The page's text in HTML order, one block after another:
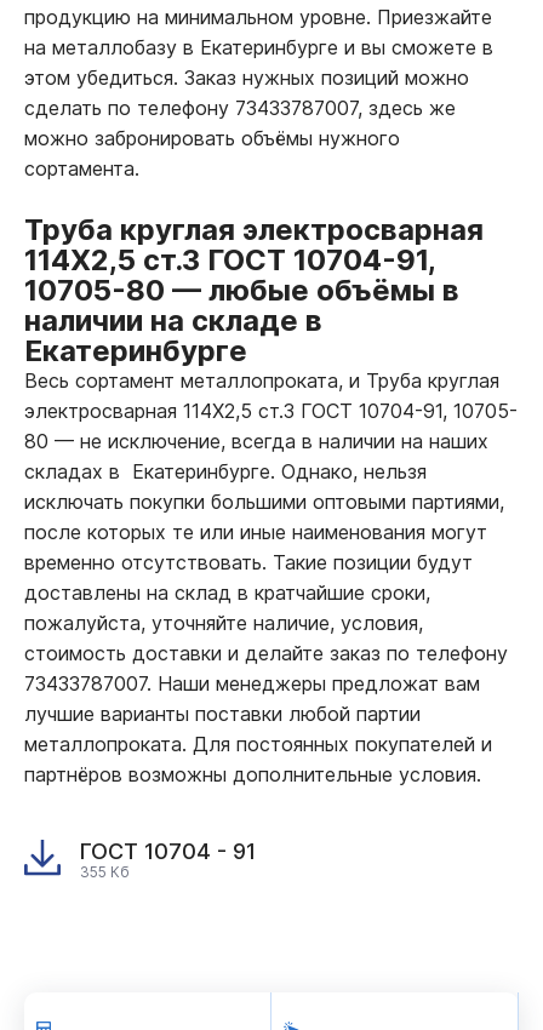
продукцию на минимальном уровне. Приезжайте
на металлобазу в Екатеринбурге и вы сможете в
этом убедиться. Заказ нужных позиций можно
сделать по телефону 73433787007, здесь же
можно забронировать объёмы нужного
сортамента.
Труба круглая электросварная
114Х2,5 ст.3 ГОСТ 10704-91,
10705-80 — любые объёмы в
наличии на складе в
Екатеринбурге
Весь сортамент металлопроката, и Труба круглая
электросварная 114Х2,5 ст.3 ГОСТ 10704-91, 10705-
80 — не исключение, всегда в наличии на наших
складах в Екатеринбурге. Однако, нельзя
исключать покупки большими оптовыми партиями,
после которых те или иные наименования могут
временно отсутствовать. Такие позиции будут
доставлены на склад в кратчайшие сроки,
пожалуйста, уточняйте наличие, условия,
стоимость доставки и делайте заказ по телефону
73433787007. Наши менеджеры предложат вам
лучшие варианты поставки любой партии
металлопроката. Для постоянных покупателей и
партнёров возможны дополнительные условия.
ГОСТ 10704 - 91
355 Кб